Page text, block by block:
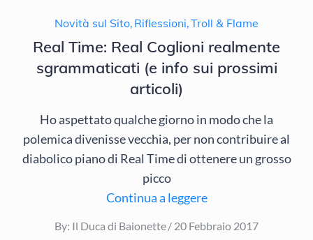
Novità sul Sito Riflessioni Troll & Flame
Real Time: Real Coglioni realmente
sgrammaticati (e info sui prossimi
articoli)
Ho aspettato qualche giorno in modo che la
polemica divenisse vecchia, per non contribuire al
diabolico piano di Real Time di ottenere un grosso
picco
Continua a leggere
By: Il Duca di Baionette
Posted
20 Febbraio 2017